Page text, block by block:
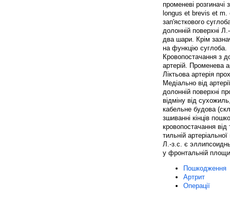
променеві розгиначі
longus et brevis et m.
зап'ясткового
долонній поверхні
два шари. Крім
на функцію суглоба.
Кровопостачання з
артерій. Променева
Ліктьова артерія
Медіально від
долонній поверхні
відміну від
кабельне будова
зшиванні кінців
кровопостачання від
тильній
Л.-з.с. є
у фронтальній
Пошкодження
Артрит
Операції